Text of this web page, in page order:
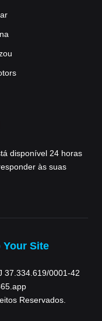
disponível 24 horas
às suas
Your Site
37.334.619/0001-42
Reservados.